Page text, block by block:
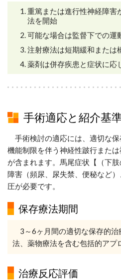
重篤または進行性神経障害
法を開始
可能な場合は監督下での運
注射療法は短期緩和または
薬剤は併存疾患と症状に応
手術適応と紹介基
手術検討の適応には、適切な
機能制限を伴う神経性跛行また
が含まれます。馬尾症状【（下
障害（頻尿、尿失禁、便秘など
圧が必要です。
保存療法期間
3～6ヶ月間の適切な保存的治
法、薬物療法を含む包括的アプ
治療反応評価